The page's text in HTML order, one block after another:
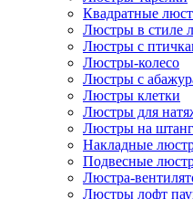
Квадратные
Люстры в стиле
Люстры с
Люстры-колесо
Люстры с
Люстры клетки
Люстры для
Люстры на
Накладные
Подвесные
Люстра-
Люстры лофт